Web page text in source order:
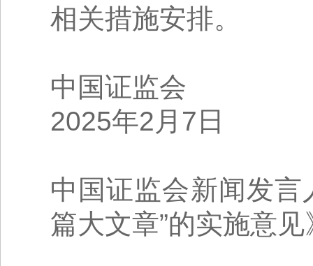
相关措施安排。
中国证监会
2025年2月7日
中国证监会新闻发言
篇大文章”的实施意